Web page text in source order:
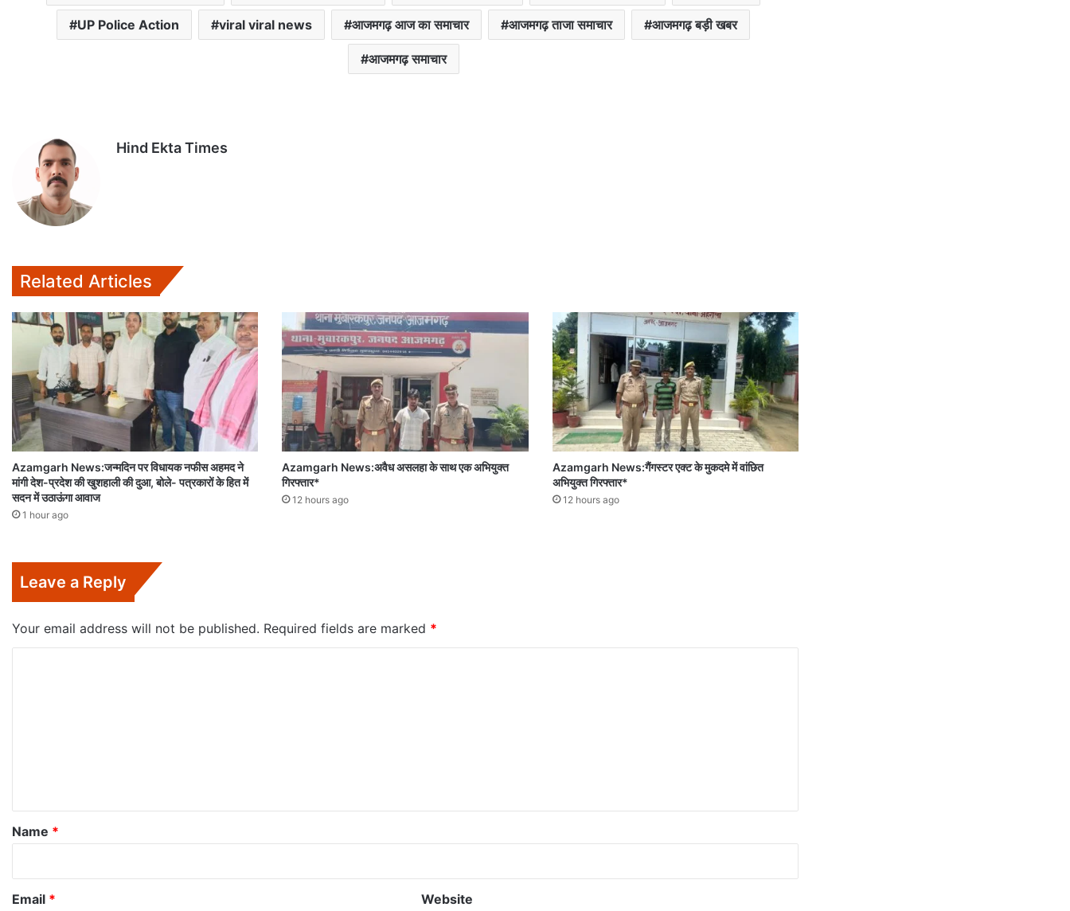
UP Police Action viral viral news आजमगढ़ आज का समाचार आजमगढ़ ताजा समाचार आजमगढ़ बड़ी खबर
आजमगढ़ समाचार
Hind Ekta Times
Related Articles
Azamgarh News:जन्मदिन पर विधायक नफीस अहमद ने
मांगी देश-प्रदेश की खुशहाली की दुआ, बोले- पत्रकारों के हित में
सदन में उठाऊंगा आवाज
1 hour ago
Azamgarh News:अवैध असलहा के साथ एक अभियुक्त
गिरफ्तार*
12 hours ago
Azamgarh News:गैंगस्टर एक्ट के मुकदमे में वांछित
अभियुक्त गिरफ्तार*
12 hours ago
Leave a Reply
Your email address will not be published. Required fields are marked *
*
Name *
Email * Website